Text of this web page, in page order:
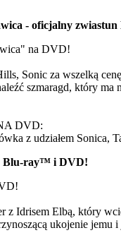
- oficjalny
na DVD!
Sonic za wszelką
szmaragd, który
DVD:
z udziałem Sonica,
Blu-ray™ i DVD!
z Idrisem Elbą, który
ukojenie